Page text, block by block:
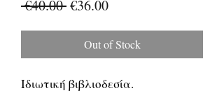
€40.00 Regular
€36.00Sale
Out of Stock
Ιδιωτική βιβλιοδεσία.